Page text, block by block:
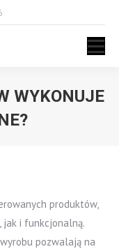
WYKONUJE
produktów,
jak i funkcjonalną.
pozwalają na